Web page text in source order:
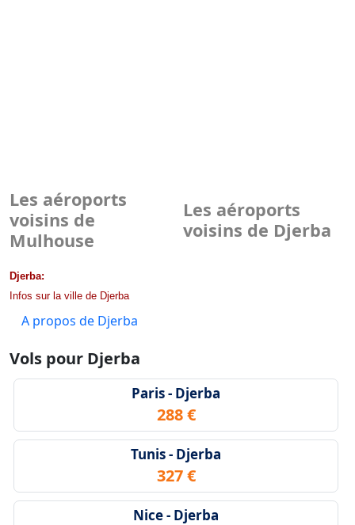
Les aéroports
voisins de
Mulhouse
Les aéroports
voisins de Djerba
Djerba:
Infos sur la ville de Djerba
A propos de Djerba
Vols pour Djerba
Paris - Djerba
288 €
Tunis - Djerba
327 €
Nice - Djerba